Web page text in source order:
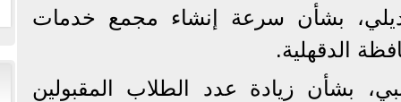
بشأن سرعة إنشاء مجمع خدمات
الدقهلية.
بشأن زيادة عدد الطلاب المقبولين